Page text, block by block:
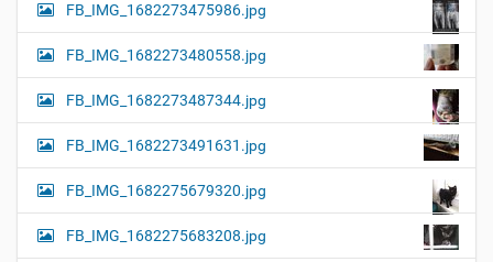
FB_IMG_1682273475986.jpg
FB_IMG_1682273480558.jpg
FB_IMG_1682273487344.jpg
FB_IMG_1682273491631.jpg
FB_IMG_1682275679320.jpg
FB_IMG_1682275683208.jpg